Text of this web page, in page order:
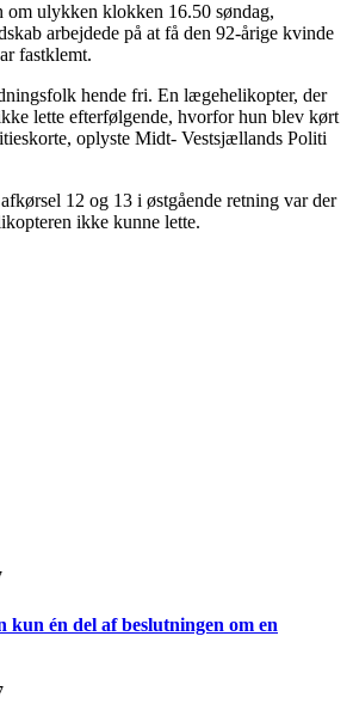
om ulykken klokken 16.50 søndag,
arbejdede på at få den 92-årige kvinde
fastklemt.
hende fri. En lægehelikopter, der
lette efterfølgende, hvorfor hun blev kørt
oplyste Midt- Vestsjællands Politi
12 og 13 i østgående retning var der
ikke kunne lette.
kun én del af beslutningen om en